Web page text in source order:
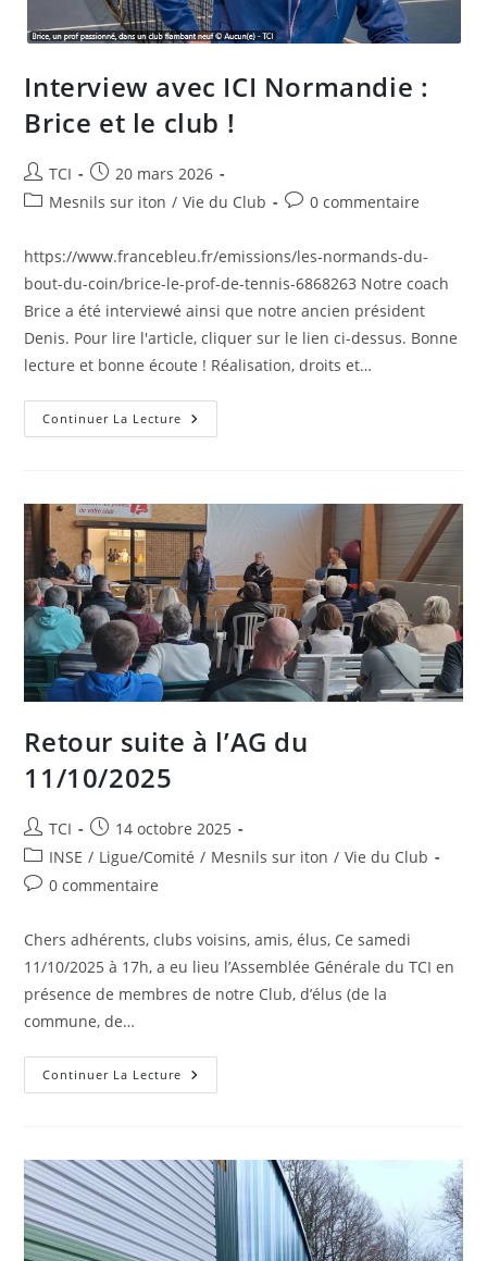
Interview avec ICI Normandie :
Brice et le club !
Auteur/autrice
de
TCI
Publication
publiée :
20 mars 2026
PostMesnils sur iton / Vie du Club
Commentaires
la
publication :
0 commentaire
https://www.francebleu.fr/emissions/les-normands-du-
bout-du-coin/brice-le-prof-de-tennis-6868263 Notre coach
Brice a été interviewé ainsi que notre ancien président
Denis. Pour lire l'article, cliquer sur le lien ci-dessus. Bonne
lecture et bonne écoute ! Réalisation, droits et…
Continuer La Lecture Interview
Avec
Et
Le
Club
!
Retour suite à l’AG du
11/10/2025
Auteur/autrice
de
la
publication :
TCI
Publication
publiée :
14 octobre 2025
Post
category:
INSE / Ligue/Comité / Mesnils sur iton / Vie du Club
Commentaires
la
publication :
0 commentaire
Chers adhérents, clubs voisins, amis, élus, Ce samedi
11/10/2025 à 17h, a eu lieu l’Assemblée Générale du TCI en
présence de membres de notre Club, d’élus (de la
commune, de…
Continuer La Lecture Retour
Suite